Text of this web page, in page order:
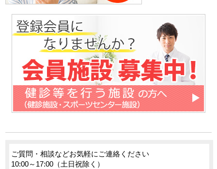
ご質問・相談などお気軽にご連絡ください
10:00～17:00（土日祝除く）